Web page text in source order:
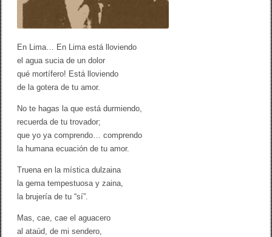
L
u
’
(
L
h
e
l
o
e
r
o
En Lima… En Lima está lloviendo
el agua sucia de un dolor
qué mortífero! Está lloviendo
de la gotera de tu amor.
No te hagas la que está durmiendo,
recuerda de tu trovador;
que yo ya comprendo… comprendo
la humana ecuación de tu amor.
Truena en la mística dulzaina
la gema tempestuosa y zaina,
la brujería de tu “sí”.
Mas, cae, cae el aguacero
al ataúd, de mi sendero,